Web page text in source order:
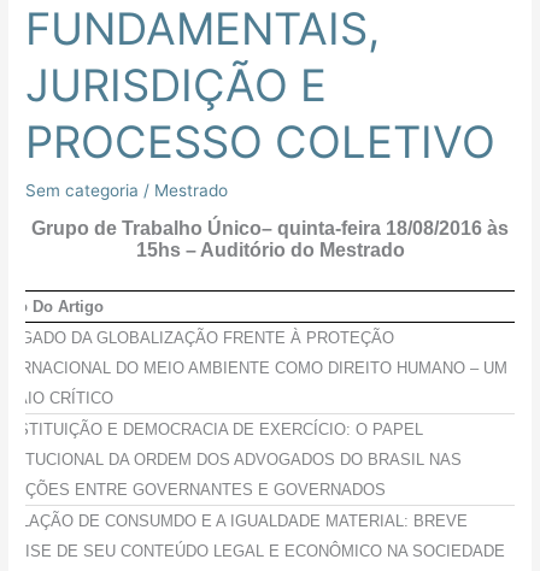
FUNDAMENTAIS,
JURISDIÇÃO E
PROCESSO COLETIVO
Sem categoria / Mestrado
Grupo de Trabalho Único– quinta-feira 18/08/2016 às
15hs – Auditório do Mestrado
Do Artigo
DA GLOBALIZAÇÃO FRENTE À PROTEÇÃO
DO MEIO AMBIENTE COMO DIREITO HUMANO – UM
CRÍTICO
E DEMOCRACIA DE EXERCÍCIO: O PAPEL
DA ORDEM DOS ADVOGADOS DO BRASIL NAS
ENTRE GOVERNANTES E GOVERNADOS
DE CONSUMDO E A IGUALDADE MATERIAL: BREVE
DE SEU CONTEÚDO LEGAL E ECONÔMICO NA SOCIEDADE
JURISDIÇÃO
PROCESSO
COLETIVO